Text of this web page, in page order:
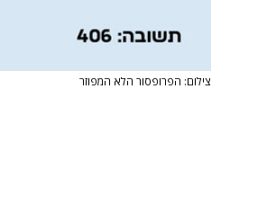
צילום: הפרופסור הלא המפוזר